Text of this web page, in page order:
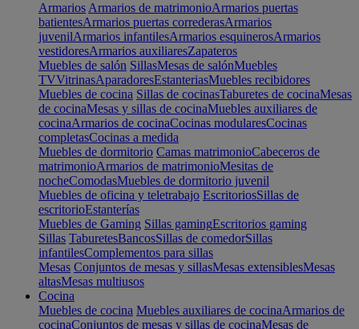
Armarios Armarios de matrimonioArmarios puertas
batientesArmarios puertas correderasArmarios
juvenilArmarios infantilesArmarios esquinerosArmarios
vestidoresArmarios auxiliaresZapateros
Muebles de salón SillasMesas de salónMuebles
TVVitrinasAparadoresEstanteriasMuebles recibidores
Muebles de cocina Sillas de cocinasTaburetes de cocinaMesas
de cocinaMesas y sillas de cocinaMuebles auxiliares de
cocinaArmarios de cocinaCocinas modularesCocinas
completasCocinas a medida
Muebles de dormitorio Camas matrimonioCabeceros de
matrimonioArmarios de matrimonioMesitas de
nocheComodasMuebles de dormitorio juvenil
Muebles de oficina y teletrabajo EscritoriosSillas de
escritorioEstanterías
Muebles de Gaming Sillas gamingEscritorios gaming
Sillas TaburetesBancosSillas de comedorSillas
infantilesComplementos para sillas
Mesas Conjuntos de mesas y sillasMesas extensiblesMesas
altasMesas multiusos
Cocina
Muebles de cocina Muebles auxiliares de cocinaArmarios de
cocinaConjuntos de mesas y sillas de cocinaMesas de